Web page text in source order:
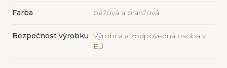
Farba béžová a oranžová
Bezpečnosť výrobku Výrobca a zodpovedná osoba v
EÚ